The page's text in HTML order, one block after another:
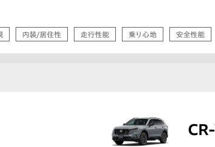
内装/居住性 走行性能 乗り心地 安全性能